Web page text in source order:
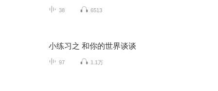
38 6513
小练习之 和你的世界谈谈
97 1.1万